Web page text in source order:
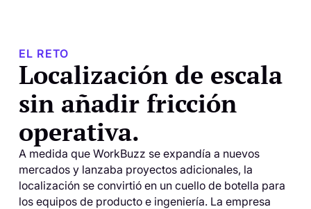
EL RETO
Localización de escala
sin añadir fricción
operativa.
A medida que WorkBuzz se expandía a nuevos
mercados y lanzaba proyectos adicionales, la
localización se convirtió en un cuello de botella para
los equipos de producto e ingeniería. La empresa